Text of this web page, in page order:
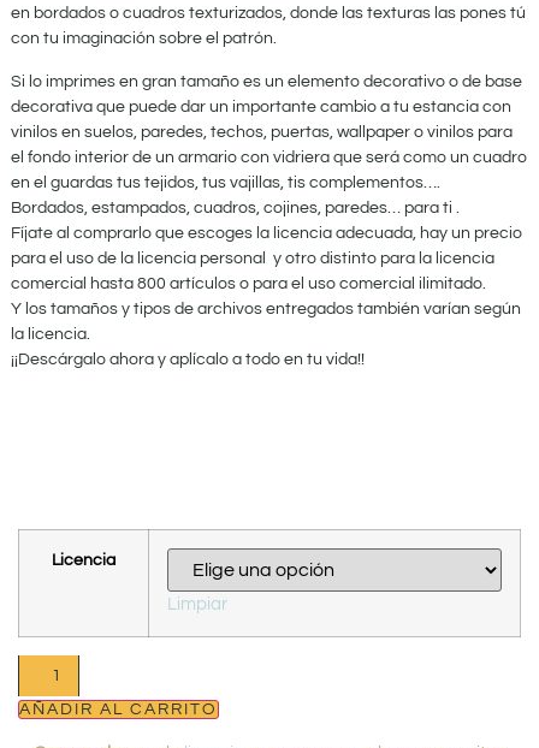
en bordados o cuadros texturizados, donde las texturas las pones tú
con tu imaginación sobre el patrón.
Si lo imprimes en gran tamaño es un elemento decorativo o de base
decorativa que puede dar un importante cambio a tu estancia con
vinilos en suelos, paredes, techos, puertas, wallpaper o vinilos para
el fondo interior de un armario con vidriera que será como un cuadro
en el guardas tus tejidos, tus vajillas, tis complementos….
Bordados, estampados, cuadros, cojines, paredes… para ti .
Fíjate al comprarlo que escoges la licencia adecuada, hay un precio
para el uso de la licencia personal y otro distinto para la licencia
comercial hasta 800 artículos o para el uso comercial ilimitado.
Y los tamaños y tipos de archivos entregados también varían según
la licencia.
¡¡Descárgalo ahora y aplícalo a todo en tu vida!!
Licencia
Limpiar
AÑADIR AL CARRITO